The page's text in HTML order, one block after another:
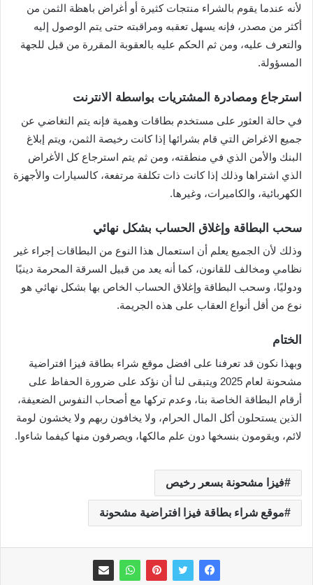
لأنه عندما يقوم بالشراء منتجات كثيرة أو أغراض باهظة الثمن من
أكثر من مصدر، فإنه يسهل تعقبه ومراقبته حتى يتم الوصول إليه
والتعرف عليه، ومن ثم الحكم عليه بالعقوبة المقررة من قبل للجهة
المسؤولة.
استرجاع ومصادرة المشتريات بواسطة الانترنت
في حالة العثور على مستخدم بطاقات وهمية فإنه يتم التغاضي عن
جميع الاغراض التي قام بشرائها إذا كانت رخيصة الثمن، ويتم إبلاغ
البنك والأمن الذي في منطقته، ومن ثم يتم استرجاع كل الأغراض
الذي اشتراها وذلك إذا كانت ذات تكلفة مرتفعة، كالسيارات والأجهزة
الكهربائية، والكاميرات، وغيرها.
سحب البطاقة وإغلاق الحساب بشكل نهائي
وذلك لأن الجميع يعلم أن استعمال هذا النوع من البطاقات إجراء غير
نظامي ومخالف للقانون، كما أنه يعد من قبيل السرقة المحرمة دينيًا
ودوليًا، وسحب البطاقة وإغلاق الحساب الخاص بها بشكل نهائي هو
نوع من أقل أنواع العقاب على هذه الجريمة.
الختام
وبهذا نكون قد تعرفنا على افضل موقع شراء بطاقة فيزا افتراضية
مشحونة لعام 2025 ويتبقى لنا أن نؤكد على ضرورة الحفاظ على
أرقام البطاقة الخاصة بنا، وعدم تركها مع أصحاب النفوس الضعيفة،
الذين يستحلون أكل المال الحرام، ولا يخافون ربهم ولا يخشون لومة
لائم، ويقومون بنسخها دون علم مالكها، ويصرفون منها كيفما شاءوا.
فيزا مشحونة بسعر رخيص
موقع شراء بطاقة فيزا افتراضية مشحونة